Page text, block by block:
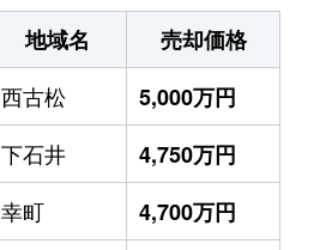
地域名
売却価格
西古松
5,000万円
下石井
4,750万円
幸町
4,700万円